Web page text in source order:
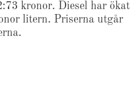
kronor. Diesel har ökat
litern. Priserna utgår